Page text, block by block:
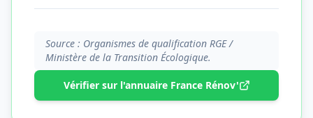
Source : Organismes de qualification RGE /
Ministère de la Transition Écologique.
Vérifier sur l'annuaire France Rénov'